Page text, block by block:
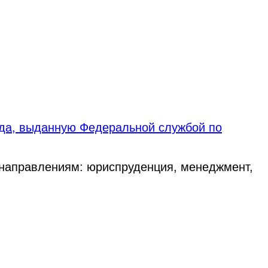
выданную Федеральной службой по
юриспруденция, менеджмент,